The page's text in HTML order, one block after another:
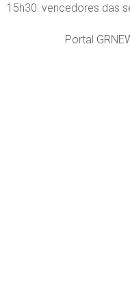
15h30: vencedores das
Portal